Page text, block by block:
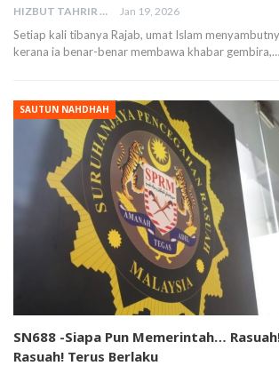
HIZBUT TAHRIR MALAYSIA Jan 19, 2026
Setiap kali tibanya Rajab, umat Islam
kerana ia benar-benar membawa khabar gembira,…
SAUTUN NAHDHAH
SN688 -Siapa Pun Memerintah…
Rasuah! Terus Berlaku